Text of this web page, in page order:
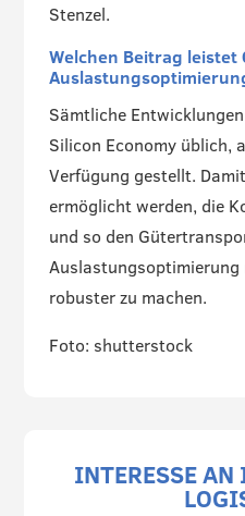
Stenzel.
Welchen Beitrag leistet
Sämtliche
Silicon Economy üblich,
Verfügung gestellt.
ermöglicht werden, die
und so den
robuster zu machen.
Foto: shutterstock
INTERESSE